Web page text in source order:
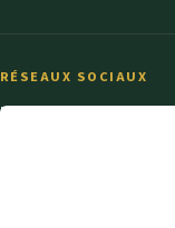
RÉSEAUX SOCIAUX